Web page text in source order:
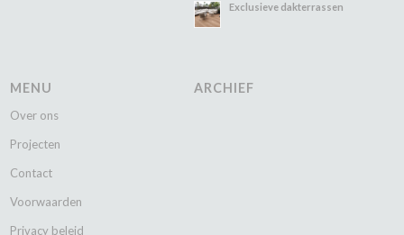
Exclusieve dakterrassen
MENU
Over ons
Projecten
Contact
Voorwaarden
Privacy beleid
ARCHIEF